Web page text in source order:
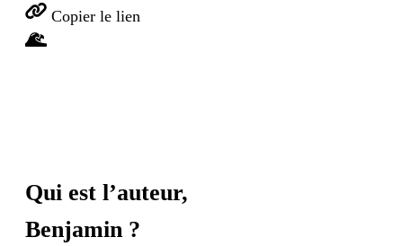
Copier le lien
Qui est l’auteur,
Benjamin ?